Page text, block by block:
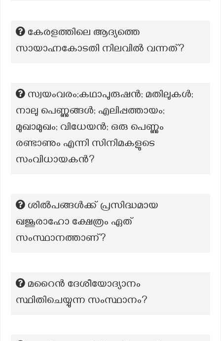
കേരളത്തിലെ ആദ്യത്തെ
സായാഹ്നകോടതി നിലവില്‍ വന്നത്?
സ്വയംവരം;കഥാപുരുഷൻ; മതിലുകൾ;
നാലു പെണ്ണുങ്ങൾ; എലിപ്പത്തായം;
മുഖാമുഖം; വിധേയൻ; ഒരു പെണ്ണും
രണ്ടാണും എന്നി സിനിമകളുടെ
സംവിധായകൻ?
ശിൽപങ്ങൾക്ക് പ്രസിദ്ധമായ
ഖജൂരാഹോ ക്ഷേത്രം ഏത്
സംസ്ഥാനത്താണ്?
മറൈൻ ദേശീയോദ്യാനം
സ്ഥിതിചെയ്യുന്ന സംസ്ഥാനം?